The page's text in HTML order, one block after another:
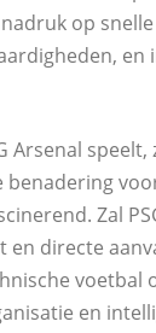
op snelle
en
Arsenal speelt,
benadering
Zal
en directe
voetbal
en